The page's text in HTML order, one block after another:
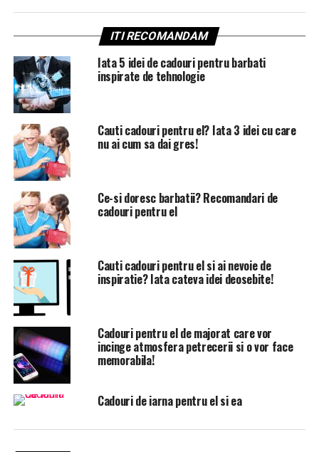
ITI RECOMANDAM
Iata 5 idei de cadouri pentru barbati
inspirate de tehnologie
Cauti cadouri pentru el? Iata 3 idei cu care
nu ai cum sa dai gres!
Ce-si doresc barbatii? Recomandari de
cadouri pentru el
Cauti cadouri pentru el si ai nevoie de
inspiratie? Iata cateva idei deosebite!
Cadouri pentru el de majorat care vor
incinge atmosfera petrecerii si o vor face
memorabila!
Cadouri de iarna pentru el si ea